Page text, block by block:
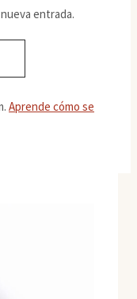
entrada.
Aprende cómo se